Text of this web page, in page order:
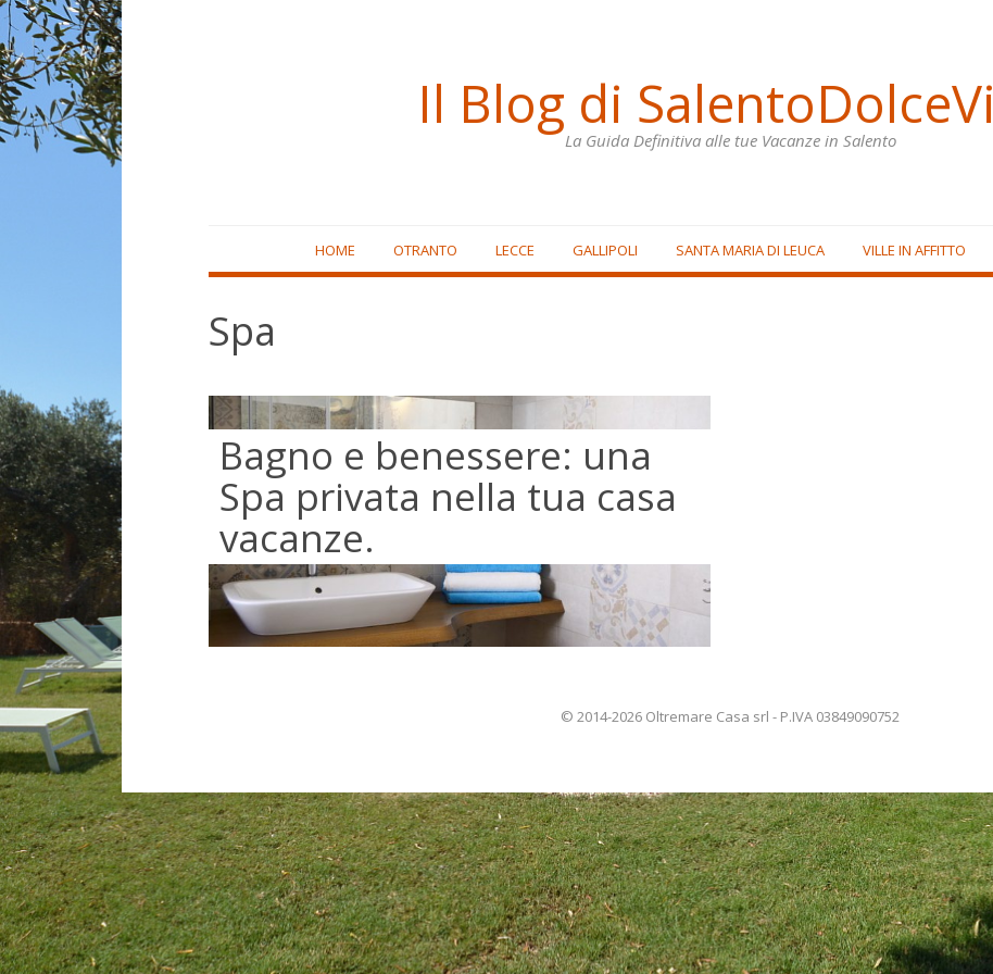
Il Blog di
La Guida Definitiva alle tue Vacanze in Salento
content
HOME OTRANTO LECCE GALLIPOLI SANTA MARIA DI LEUCA VILLE IN AFFITTO
Spa
Bagno e benessere: una
Spa privata nella tua casa
vacanze.
© 2014-2026 Oltremare Casa srl - P.IVA 03849090752